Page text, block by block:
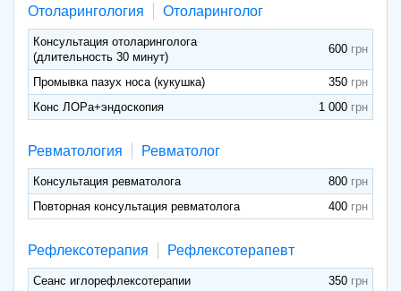
Отоларингология Отоларинголог
Консультация отоларинголога
(длительность 30 минут)
600
Промывка пазух носа (кукушка)
350
Конс ЛОРа+эндоскопия
1 000
Ревматология Ревматолог
Консультация ревматолога
800
Повторная консультация ревматолога
400
Рефлексотерапия Рефлексотерапевт
Сеанс иглорефлексотерапии 350